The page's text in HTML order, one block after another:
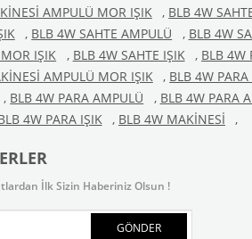
AMPULÜ MOR IŞIK , BLB 4W
, BLB 4W SAHTE AMPULÜ , BLB 4W
IŞIK , BLB 4W SAHTE IŞIK , BLB 4W
AMPULÜ MOR IŞIK , BLB 4W
, BLB 4W PARA AMPULÜ , BLB 4W PARA
4W PARA IŞIK , BLB 4W MAKİNESİ ,
İlk Sizin Haberiniz Olsun !
GÖNDER